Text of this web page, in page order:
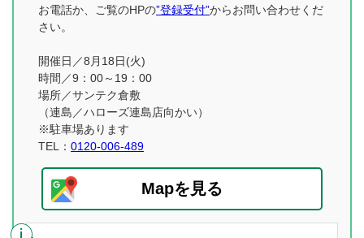
お電話か、ご覧のHPの”登録受付”からお問い合わせくだ
さい。
開催日／8月18日(火)
時間／9：00～19：00
場所／サンテク倉敷
（連島／ハローズ連島店向かい）
※駐車場あります
TEL： 0120-006-489
Mapを見る